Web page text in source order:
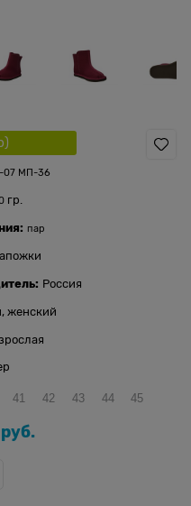
)
07 МП-36
гр.
пар
Россия
женский
41 42 43 44 45
руб.